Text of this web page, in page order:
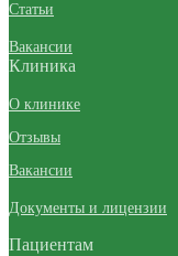
Статьи
Вакансии
Клиника
О клинике
Отзывы
Вакансии
Документы и лицензии
Пациентам